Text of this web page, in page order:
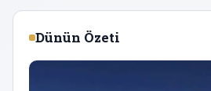
Dünün Özeti